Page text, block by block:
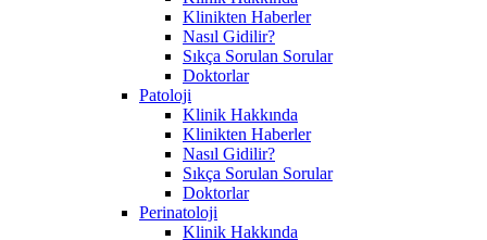
Klinikten Haberler
Nasıl Gidilir?
Sıkça Sorulan Sorular
Doktorlar
Patoloji
Klinik Hakkında
Klinikten Haberler
Nasıl Gidilir?
Sıkça Sorulan Sorular
Doktorlar
Perinatoloji
Klinik Hakkında